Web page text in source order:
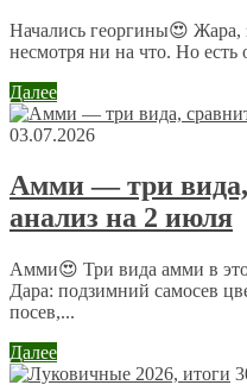
Комментарий*
Имя*
Email*
Сайт
Начались георгины😍 Жара,
несмотря ни на что. Но
Далее
03.07.2026
Амми — три
анализ на 2 июля
Амми😍 Три вида амми в
Дара: подзимний самосев
посев,...
Далее